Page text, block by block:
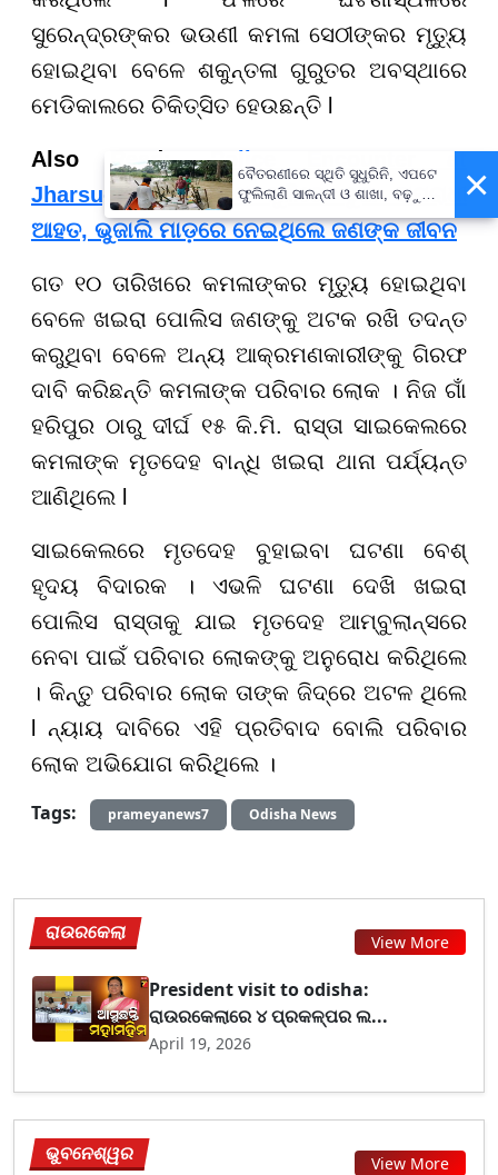
ସୁରେନ୍ଦ୍ରଙ୍କର ଭଉଣୀ କମଳା ସେଠୀଙ୍କର ମୃତ୍ୟୁ
ହୋଇଥିବା ବେଳେ ଶକୁନ୍ତଳା ଗୁରୁତର ଅବସ୍ଥାରେ
ମେଡିକାଲରେ ଚିକିତ୍ସିତ ହେଉଛନ୍ତି l
Also Read:-Police Encounter at
Jharsuguda: ପୋଲିସ ଗୁଳିରେ ଦୁଇ ଅପରାଧୀ
ଆହତ, ଭୁଜାଲି ମାଡ଼ରେ ନେଇଥିଲେ ଜଣଙ୍କ ଜୀବନ
ଗତ ୧୦ ତାରିଖରେ କମଳାଙ୍କର ମୃତ୍ୟୁ ହୋଇଥିବା
ବେଳେ ଖଇରା ପୋଲିସ ଜଣଙ୍କୁ ଅଟକ ରଖି ତଦନ୍ତ
କରୁଥିବା ବେଳେ ଅନ୍ୟ ଆକ୍ରମଣକାରୀଙ୍କୁ ଗିରଫ
ଦାବି କରିଛନ୍ତି କମଳାଙ୍କ ପରିବାର ଲୋକ । ନିଜ ଗାଁ
ହରିପୁର ଠାରୁ ଦୀର୍ଘ ୧୫ କି.ମି. ରାସ୍ତା ସାଇକେଲରେ
କମଳାଙ୍କ ମୃତଦେହ ବାନ୍ଧି ଖଇରା ଥାନା ପର୍ଯ୍ୟନ୍ତ
ଆଣିଥିଲେ l
ସାଇକେଲରେ ମୃତଦେହ ବୁହାଇବା ଘଟଣା ବେଶ୍
ହୃଦୟ ବିଦାରକ । ଏଭଳି ଘଟଣା ଦେଖି ଖଇରା
ପୋଲିସ ରାସ୍ତାକୁ ଯାଇ ମୃତଦେହ ଆମ୍ବୁଲାନ୍ସରେ
ନେବା ପାଇଁ ପରିବାର ଲୋକଙ୍କୁ ଅନୁରୋଧ କରିଥିଲେ
। କିନ୍ତୁ ପରିବାର ଲୋକ ତାଙ୍କ ଜିଦ୍‌ରେ ଅଟଳ ଥିଲେ
l ନ୍ୟାୟ ଦାବିରେ ଏହି ପ୍ରତିବାଦ ବୋଲି ପରିବାର
ଲୋକ ଅଭିଯୋଗ କରିଥିଲେ ।
Tags:
prameyanews7 Odisha News
ରାଉରକେଲା View More
President visit to odisha:
ରାଉରକେଲାରେ ୪ ପ୍ରକଳ୍ପର ଲ...
April 19, 2026
ଭୁବନେଶ୍ୱର View More
×
ବୈତରଣୀରେ ସ୍ଥିତି ସୁଧୁରିନି, ଏପଟେ
ଫୁଲିଲାଣି ସାଳନ୍ଦୀ ଓ ଶାଖା, ବଢ଼ୁଛି
ବନ୍ୟା ଭୟ